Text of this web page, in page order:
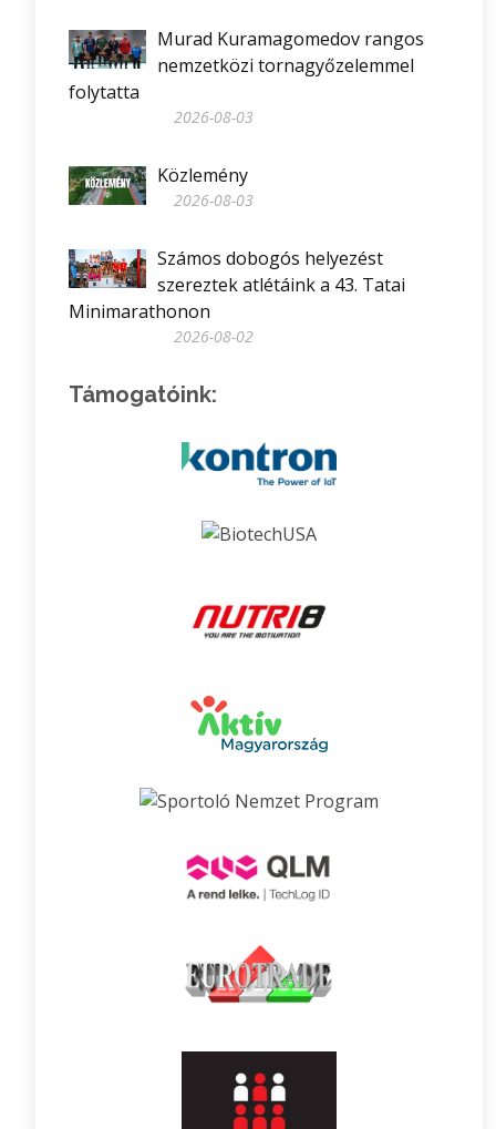
Murad Kuramagomedov rangos
nemzetközi tornagyőzelemmel
folytatta
2026-08-03
Közlemény
2026-08-03
Számos dobogós helyezést
szereztek atlétáink a 43. Tatai
Minimarathonon
2026-08-02
Támogatóink: